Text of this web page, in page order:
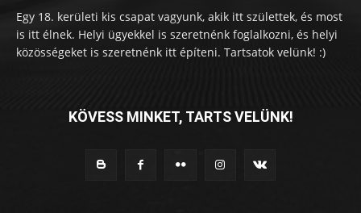
Egy 18. kerületi kis csapat vagyunk, akik itt születtek, és most
is itt élnek. Helyi ügyekkel is szeretnénk foglalkozni, és helyi
közösségeket is szeretnénk itt építeni. Tartsatok velünk! :)
KÖVESS MINKET, TARTS VELÜNK!